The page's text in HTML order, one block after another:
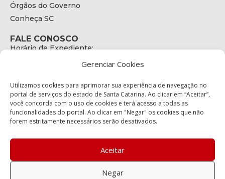
Gerenciar Cookies
Utilizamos cookies para aprimorar sua experiência de navegação no
portal de serviços do estado de Santa Catarina. Ao clicar em “Aceitar”,
você concorda com o uso de cookies e terá acesso a todas as
funcionalidades do portal. Ao clicar em "Negar" os cookies que não
forem estritamente necessários serão desativados.
Aceitar
Negar
Órgãos do Governo
Conheça SC
FALE CONOSCO
Horário de Expediente:
E-mail:
secretariaexecutiva@cetran.sc.gov.br
ENDEREÇO
Endereço:
Bairro:
Coqueiros, Florianópolis SC
88.080-160